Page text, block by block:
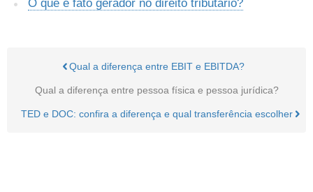
O que é fato gerador no direito tributário?
Qual a diferença entre EBIT e EBITDA?
Qual a diferença entre pessoa física e pessoa jurídica?
TED e DOC: confira a diferença e qual transferência escolher